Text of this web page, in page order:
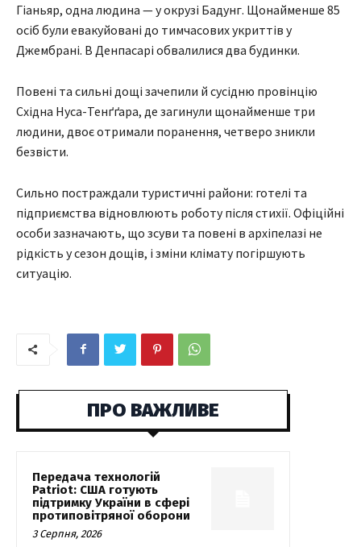
Гіаньяр, одна людина — у окрузі Бадунг. Щонайменше 85
осіб були евакуйовані до тимчасових укриттів у
Джембрані. В Денпасарі обвалилися два будинки.
Повені та сильні дощі зачепили й сусідню провінцію
Східна Нуса-Тенґґара, де загинули щонайменше три
людини, двоє отримали поранення, четверо зникли
безвісти.
Сильно постраждали туристичні райони: готелі та
підприємства відновлюють роботу після стихії. Офіційні
особи зазначають, що зсуви та повені в архіпелазі не
рідкість у сезон дощів, і зміни клімату погіршують
ситуацію.
ПРО ВАЖЛИВЕ
Передача технологій
Patriot: США готують
підтримку України в сфері
протиповітряної оборони
3 Серпня, 2026